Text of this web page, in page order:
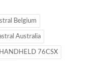
Belgium
Australia
HANDHELD 76CSX